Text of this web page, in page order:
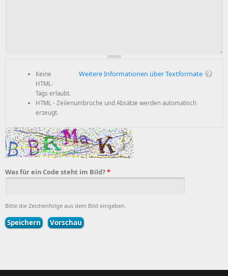
Weitere Informationen über Textformate
Keine
HTML-
Tags erlaubt.
HTML - Zeilenumbrüche und Absätze werden automatisch
erzeugt.
Was für ein Code steht im Bild?*
Bitte die Zeichenfolge aus dem Bild eingeben.